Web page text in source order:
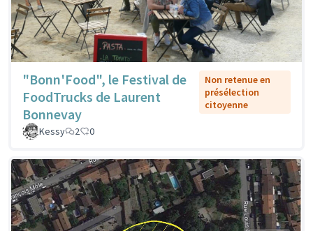
"Bonn'Food", le Festival de
FoodTrucks de Laurent
Bonnevay
Non retenue en
présélection
citoyenne
Kessy 2 0